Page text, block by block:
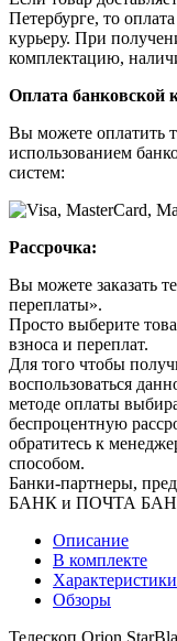
Петербурге, то
курьеру. При
комплектацию,
Оплата банковской
Вы можете
использованием
систем:
Рассрочка:
Вы можете заказать
переплаты».
Просто выберите
взноса и переплат.
Для того чтобы
воспользоваться
методе оплаты
беспроцентную
обратитесь к
способом.
Банки-партнеры,
БАНК и ПОЧТА
Описание
В комплекте
Характеристики
Обзоры
Телескоп Orion